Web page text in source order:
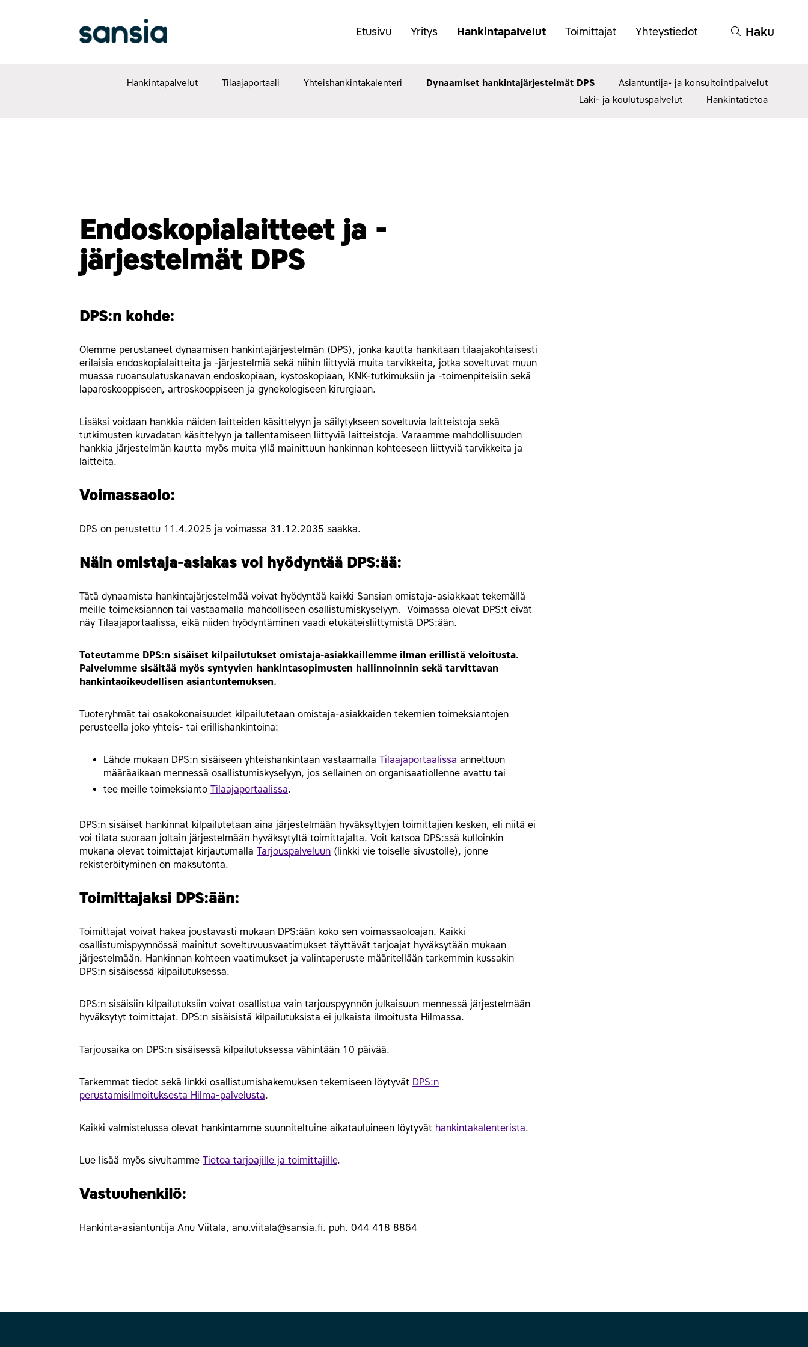
Etusivu Yritys(Avaa
alavalikko)
Hankintapalvelut(Avaa
alavalikko)
Toimittajat(Avaa
alavalikko)
Yhteystiedot(Avaa
alavalikko)
Haku
Hankintapalvelut Tilaajaportaali Yhteishankintakalenteri Dynaamiset hankintajärjestelmät DPS
Asiantuntija- ja konsultointipalvelut
Laki- ja koulutuspalvelut
Hankintatietoa
Endoskopialaitteet ja -
järjestelmät DPS
DPS:n kohde:
Olemme perustaneet dynaamisen hankintajärjestelmän (DPS), jonka kautta hankitaan tilaajakohtaisesti
erilaisia endoskopialaitteita ja -järjestelmiä sekä niihin liittyviä muita tarvikkeita, jotka soveltuvat muun
muassa ruoansulatuskanavan endoskopiaan, kystoskopiaan, KNK-tutkimuksiin ja -toimenpiteisiin sekä
laparoskooppiseen, artroskooppiseen ja gynekologiseen kirurgiaan.
Lisäksi voidaan hankkia näiden laitteiden käsittelyyn ja säilytykseen soveltuvia laitteistoja sekä
tutkimusten kuvadatan käsittelyyn ja tallentamiseen liittyviä laitteistoja. Varaamme mahdollisuuden
hankkia järjestelmän kautta myös muita yllä mainittuun hankinnan kohteeseen liittyviä tarvikkeita ja
laitteita.
Voimassaolo:
DPS on perustettu 11.4.2025 ja voimassa 31.12.2035 saakka.
Näin omistaja-asiakas voi hyödyntää DPS:ää:
Tätä dynaamista hankintajärjestelmää voivat hyödyntää kaikki Sansian omistaja-asiakkaat tekemällä
meille toimeksiannon tai vastaamalla mahdolliseen osallistumiskyselyyn. Voimassa olevat DPS:t eivät
näy Tilaajaportaalissa, eikä niiden hyödyntäminen vaadi etukäteisliittymistä DPS:ään.
Toteutamme DPS:n sisäiset kilpailutukset omistaja-asiakkaillemme ilman erillistä veloitusta.
Palvelumme sisältää myös syntyvien hankintasopimusten hallinnoinnin sekä tarvittavan
hankintaoikeudellisen asiantuntemuksen.
Tuoteryhmät tai osakokonaisuudet kilpailutetaan omistaja-asiakkaiden tekemien toimeksiantojen
perusteella joko yhteis- tai erillishankintoina:
Lähde mukaan DPS:n sisäiseen yhteishankintaan vastaamalla Tilaajaportaalissa annettuun
määräaikaan mennessä osallistumiskyselyyn, jos sellainen on organisaatiollenne avattu tai
tee meille toimeksianto Tilaajaportaalissa.
DPS:n sisäiset hankinnat kilpailutetaan aina järjestelmään hyväksyttyjen toimittajien kesken, eli niitä ei
voi tilata suoraan joltain järjestelmään hyväksytyltä toimittajalta. Voit katsoa DPS:ssä kulloinkin
mukana olevat toimittajat kirjautumalla Tarjouspalveluun (linkki vie toiselle sivustolle), jonne
rekisteröityminen on maksutonta.
Toimittajaksi DPS:ään:
Toimittajat voivat hakea joustavasti mukaan DPS:ään koko sen voimassaoloajan. Kaikki
osallistumispyynnössä mainitut soveltuvuusvaatimukset täyttävät tarjoajat hyväksytään mukaan
järjestelmään. Hankinnan kohteen vaatimukset ja valintaperuste määritellään tarkemmin kussakin
DPS:n sisäisessä kilpailutuksessa.
DPS:n sisäisiin kilpailutuksiin voivat osallistua vain tarjouspyynnön julkaisuun mennessä järjestelmään
hyväksytyt toimittajat. DPS:n sisäisistä kilpailutuksista ei julkaista ilmoitusta Hilmassa.
Tarjousaika on DPS:n sisäisessä kilpailutuksessa vähintään 10 päivää.
Tarkemmat tiedot sekä linkki osallistumishakemuksen tekemiseen löytyvät DPS:n
perustamisilmoituksesta Hilma-palvelusta.
Kaikki valmistelussa olevat hankintamme suunniteltuine aikatauluineen löytyvät hankintakalenterista.
Lue lisää myös sivultamme Tietoa tarjoajille ja toimittajille.
Vastuuhenkilö:
Hankinta-asiantuntija Anu Viitala, anu.viitala@sansia.fi. puh. 044 418 8864